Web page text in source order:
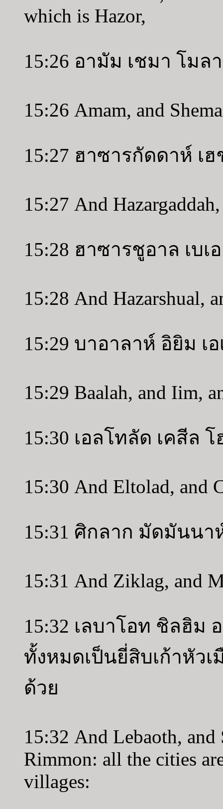
which is Hazor,
15:26 อามัม เชมา โมล
15:26 Amam, and
15:27 ฮาซารกัดดาห์ เ
15:27 And
15:28 ฮาซารชูอาล เบ
15:28 And Hazarshual,
15:29 บาอาลาห์ อิยิม เ
15:29 Baalah, and Iim,
15:30 เอลโทลัด เคสีล
15:30 And Eltolad, and
15:31 ศิกลาก มัดมันน
15:31 And Ziklag, and
15:32 เลบาโอท ชิลฮิม
ทั้งหมดเป็นยี่สิบเก้าหัว
ด้วย
15:32 And Lebaoth,
Rimmon: all the cities
villages: